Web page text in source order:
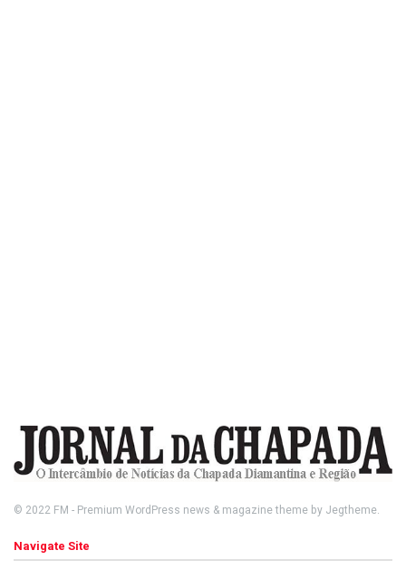
© 2022 FM - Premium WordPress news & magazine theme by Jegtheme.
Navigate Site